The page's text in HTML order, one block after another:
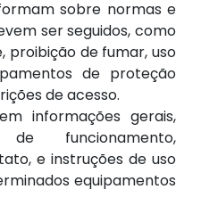
sobre normas e
ser seguidos, como
proibição de fumar, uso
de proteção
de acesso.
informações gerais,
funcionamento,
e instruções de uso
equipamentos